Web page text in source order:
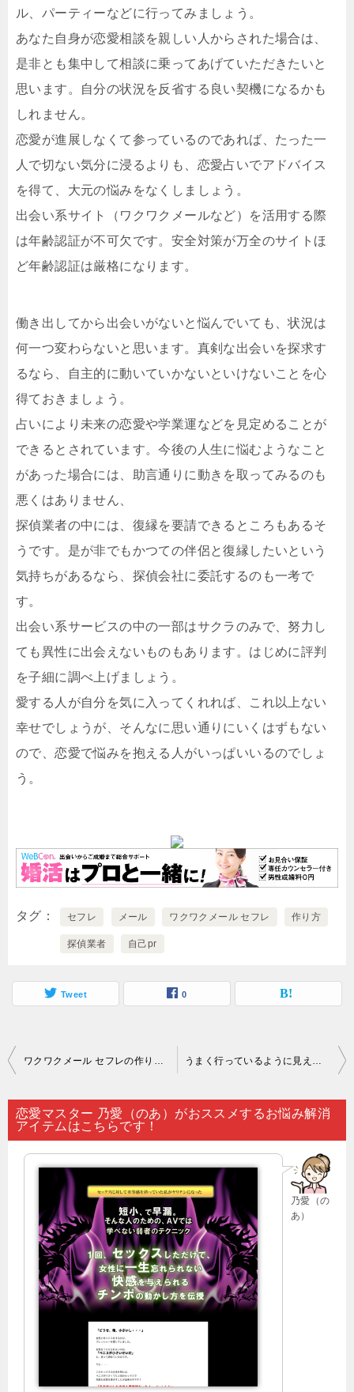
ル、パーティーなどに行ってみましょう。
あなた自身が恋愛相談を親しい人からされた場合は、
是非とも集中して相談に乗ってあげていただきたいと
思います。自分の状況を反省する良い契機になるかも
しれません。
恋愛が進展しなくて参っているのであれば、たった一
人で切ない気分に浸るよりも、恋愛占いでアドバイス
を得て、大元の悩みをなくしましょう。
出会い系サイト（ワクワクメールなど）を活用する際
は年齢認証が不可欠です。安全対策が万全のサイトほ
ど年齢認証は厳格になります。
働き出してから出会いがないと悩んでいても、状況は
何一つ変わらないと思います。真剣な出会いを探求す
るなら、自主的に動いていかないといけないことを心
得ておきましょう。
占いにより未来の恋愛や学業運などを見定めることが
できるとされています。今後の人生に悩むようなこと
があった場合には、助言通りに動きを取ってみるのも
悪くはありません、
探偵業者の中には、復縁を要請できるところもあるそ
うです。是が非でもかつての伴侶と復縁したいという
気持ちがあるなら、探偵会社に委託するのも一考で
す。
出会い系サービスの中の一部はサクラのみで、努力し
ても異性に出会えないものもあります。はじめに評判
を子細に調べ上げましょう。
愛する人が自分を気に入ってくれれば、これ以上ない
幸せでしょうが、そんなに思い通りにいくはずもない
ので、恋愛で悩みを抱える人がいっぱいいるのでしょ
う。
タグ セフレ メール ワクワクメール セフレ 作り方
探偵業者 自己pr
Tweet 0
投
ナ
ビ
ワクワクメール セフレの作り方 自己pr｜「占いは気休め」と否定している方も多いと思いますが…。 うまく行っているように見えても…。
恋愛マスター 乃愛（のあ）がおススメするお悩み解消
アイテムはこちらです！
乃愛（の
あ）